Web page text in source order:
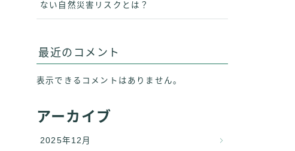
ない自然災害リスクとは？
最近のコメント
表示できるコメントはありません。
アーカイブ
2025年12月